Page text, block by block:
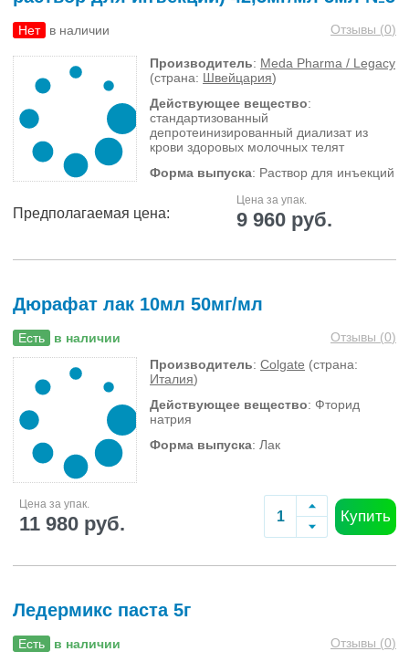
Нет в наличии Отзывы (0)
Производитель: Meda Pharma / Legacy
(страна: Швейцария)
Действующее вещество:
стандартизованный
депротеинизированный диализат из
крови здоровых молочных телят
Форма выпуска: Раствор для инъекций
Предполагаемая цена:
Цена за упак.
9 960 руб.
Дюрафат лак 10мл 50мг/мл
Есть в наличии Отзывы (0)
Производитель: Colgate (страна:
Италия)
Действующее вещество: Фторид
натрия
Форма выпуска: Лак
Цена за упак.
11 980 руб. Купить
Ледермикс паста 5г
Есть в наличии Отзывы (0)